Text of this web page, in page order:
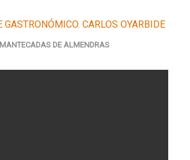
MANTECADAS DE ALMENDRAS